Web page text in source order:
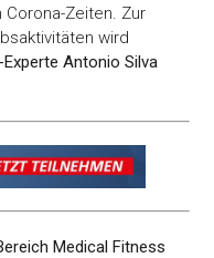
Corona-Zeiten. Zur
wird
Antonio Silva
Medical Fitness